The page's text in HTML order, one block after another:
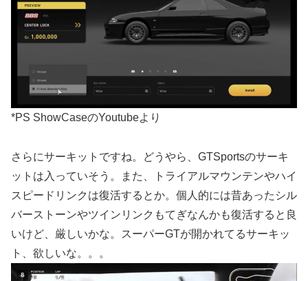
*PS ShowCaseのYoutubeより
さらにサーキットですね。どうやら、GTSportsのサーキ
ットは入っていそう。また、トライアルマウンテンやハイ
スピードリンクは復活するとか。個人的には昔あったシル
バーストーンやツインリンクもてぎなんかも復活すると良
いけど、厳しいかな。スーパーGTが開かれてるサーキッ
ト、欲しいな。。。